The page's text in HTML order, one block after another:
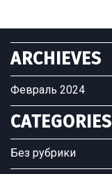
ARCHIEVES
Февраль 2024
CATEGORIES
Без рубрики